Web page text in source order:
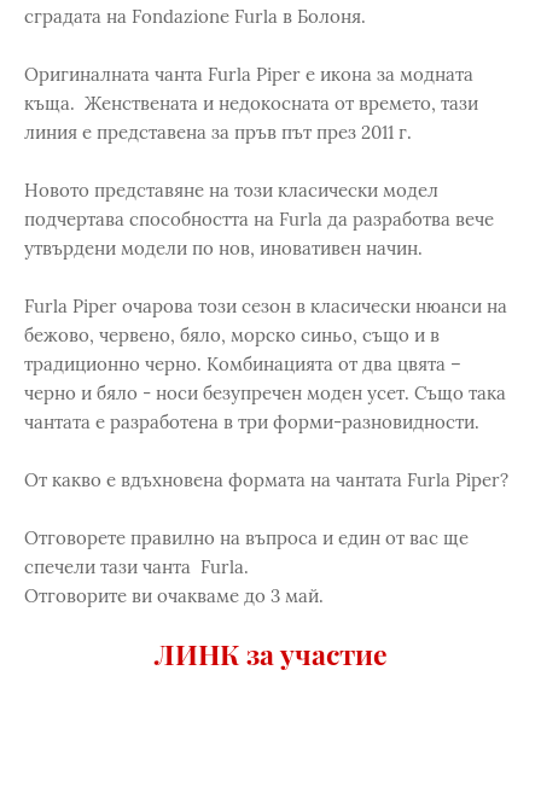
сградата на Fondazione Furla в Болоня.
Оригиналната чанта Furla Piper е икона за модната
къща. Женствената и недокосната от времето, тази
линия е представена за пръв път през 2011 г.
Новото представяне на този класически модел
подчертава способността на Furla да разработва вече
утвърдени модели по нов, иновативен начин.
Furla Piper очарова този сезон в класически нюанси на
бежово, червено, бяло, морско синьо, също и в
традиционно черно. Комбинацията от два цвята –
черно и бяло - носи безупречен моден усет. Също така
чантата е разработена в три форми-разновидности.
От какво е вдъхновена формата на чантата Furla Piper?
Отговорете правилно на въпроса и един от вас ще
спечели тази чанта Furla.
Отговорите ви очакваме до 3 май.
ЛИНК за участие